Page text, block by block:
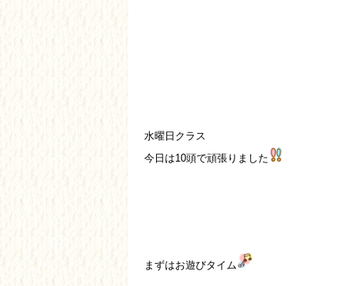
水曜日クラス
今日は10頭で頑張りました
まずはお遊びタイム